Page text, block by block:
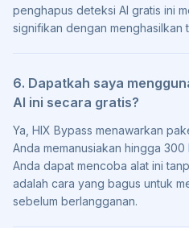
penghapus deteksi AI gratis ini
signifikan dengan menghasilkan
6. Dapatkah saya
AI ini secara gratis?
Ya, HIX Bypass menawarkan
Anda memanusiakan hingga
Anda dapat mencoba alat ini
adalah cara yang bagus untuk
sebelum berlangganan.